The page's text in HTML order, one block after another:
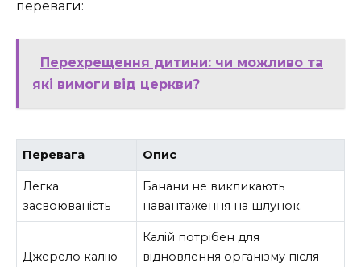
переваги:
Перехрещення дитини: чи можливо та
які вимоги від церкви?
Перевага Опис
Легка
засвоюваність
Банани не викликають
навантаження на шлунок.
Джерело калію
Калій потрібен для
відновлення організму після